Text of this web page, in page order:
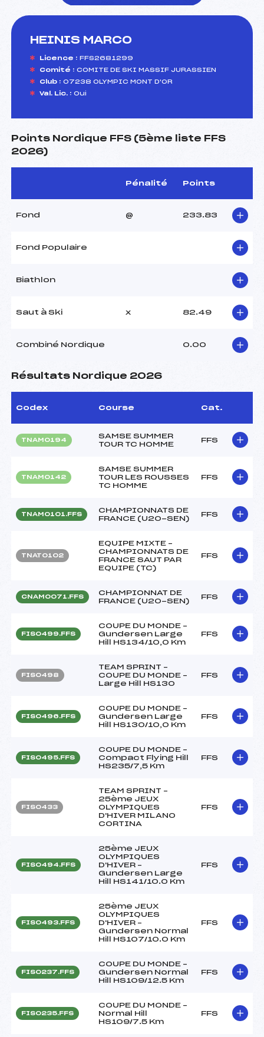
HEINIS MARCO
Licence : FFS2681299
Comité : COMITE DE SKI MASSIF JURASSIEN
Club : 07238 OLYMPIC MONT D'OR
Val. Lic. : Oui
Points Nordique FFS (5ème liste FFS
2026)
Pénalité Points
Fond @ 233.83
Fond Populaire
Biathlon
Saut à Ski x 82.49
Combiné Nordique 0.00
Résultats Nordique 2026
Codex Course Cat.
TNAM0194
SAMSE SUMMER
TOUR TC HOMME
FFS
TNAM0142
SAMSE SUMMER
TOUR LES ROUSSES
TC HOMME
FFS
TNAM0101.FFS
CHAMPIONNATS DE
FRANCE (U20-SEN)
FFS
TNAT0102
EQUIPE MIXTE –
CHAMPIONNATS DE
FRANCE SAUT PAR
EQUIPE (TC)
FFS
CNAM0071.FFS
CHAMPIONNAT DE
FRANCE (U20-SEN)
FFS
FIS0499.FFS
COUPE DU MONDE –
Gundersen Large
Hill HS134/10,0 Km
FFS
FIS0498
TEAM SPRINT –
COUPE DU MONDE –
Large Hill HS130
FFS
FIS0496.FFS
COUPE DU MONDE –
Gundersen Large
Hill HS130/10,0 Km
FFS
FIS0495.FFS
COUPE DU MONDE –
Compact Flying Hill
HS235/7,5 Km
FFS
FIS0433
TEAM SPRINT –
25ème JEUX
OLYMPIQUES
D'HIVER MILANO
CORTINA
FFS
FIS0494.FFS
25ème JEUX
OLYMPIQUES
D'HIVER –
Gundersen Large
Hill HS141/10.0 Km
FFS
FIS0493.FFS
25ème JEUX
OLYMPIQUES
D'HIVER –
Gundersen Normal
Hill HS107/10.0 Km
FFS
FIS0237.FFS
COUPE DU MONDE –
Gundersen Normal
Hill HS109/12.5 Km
FFS
FIS0235.FFS
COUPE DU MONDE –
Normal Hill
HS109/7.5 Km
FFS